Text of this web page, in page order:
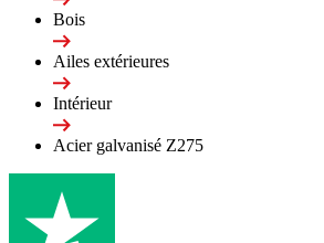
Bois
Ailes extérieures
Intérieur
Acier galvanisé Z275